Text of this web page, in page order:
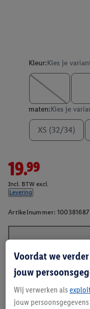
Kleur:Kies je
maten:Kies je
XS (32/34)
19.99
Incl. BTW excl.
Levering
Artikelnummer: 100381687
Voordat we
jouw
Wij verwerken als
jouw